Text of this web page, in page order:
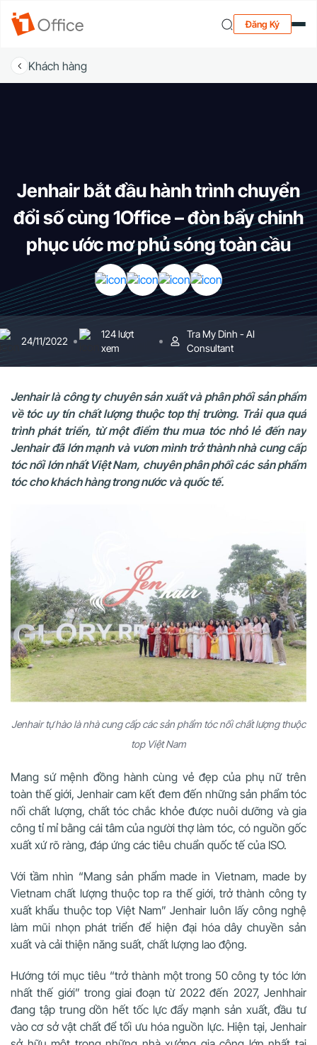
Đăng Ký
Khách hàng
Jenhair bắt đầu hành trình chuyển
đổi số cùng 1Office – đòn bẩy chinh
phục ước mơ phủ sóng toàn cầu
24/11/2022
124 lượt
xem
Tra My Dinh - AI
Consultant
Jenhair là công ty chuyên sản xuất và phân phối sản phẩm
về tóc uy tín chất lượng thuộc top thị trường. Trải qua quá
trình phát triển, từ một điểm thu mua tóc nhỏ lẻ đến nay
Jenhair đã lớn mạnh và vươn mình trở thành nhà cung cấp
tóc nối lớn nhất Việt Nam, chuyên phân phối các sản phẩm
tóc cho khách hàng trong nước và quốc tế.
Jenhair tự hào là nhà cung cấp các sản phẩm tóc nối chất lượng thuộc
top Việt Nam
Mang sứ mệnh đồng hành cùng vẻ đẹp của phụ nữ trên
toàn thế giới, Jenhair cam kết đem đến những sản phẩm tóc
nối chất lượng, chất tóc chắc khỏe được nuôi dưỡng và gia
công tỉ mỉ bằng cái tâm của người thợ làm tóc, có nguồn gốc
xuất xứ rõ ràng, đáp ứng các tiêu chuẩn quốc tế của ISO.
Với tầm nhìn “Mang sản phẩm made in Vietnam, made by
Vietnam chất lượng thuộc top ra thế giới, trở thành công ty
xuất khẩu thuộc top Việt Nam” Jenhair luôn lấy công nghệ
làm mũi nhọn phát triển để hiện đại hóa dây chuyền sản
xuất và cải thiện năng suất, chất lượng lao động.
Hướng tới mục tiêu “trở thành một trong 50 công ty tóc lớn
nhất thế giới” trong giai đoạn từ 2022 đến 2027, Jenhhair
đang tập trung dồn hết tốc lực đẩy mạnh sản xuất, đầu tư
vào cơ sở vật chất để tối ưu hóa nguồn lực. Hiện tại, Jenhair